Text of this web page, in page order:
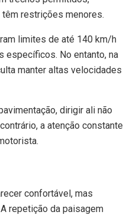
restrições menores.
limites de até 140 km/h
específicos. No entanto, na
manter altas velocidades
dirigir ali não
a atenção constante
confortável, mas
repetição da paisagem